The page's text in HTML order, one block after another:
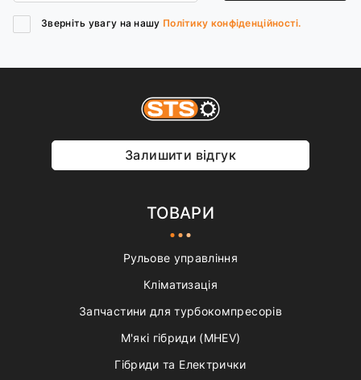
Зверніть увагу на нашу Політику конфіденційності.
Залишити відгук
ТОВАРИ
Рульове управління
Кліматизація
Запчастини для турбокомпресорів
М'які гібриди (MHEV)
Гібриди та Електрички